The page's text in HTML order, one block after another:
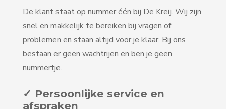
De klant staat op nummer één bij De Kreij. Wij zijn
snel en makkelijk te bereiken bij vragen of
problemen en staan altijd voor je klaar. Bij ons
bestaan er geen wachtrijen en ben je geen
nummertje.
✓ Persoonlijke service en
afspraken